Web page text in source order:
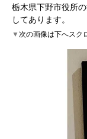
栃木県下野市役所
してあります。
▼次の画像は下へスク